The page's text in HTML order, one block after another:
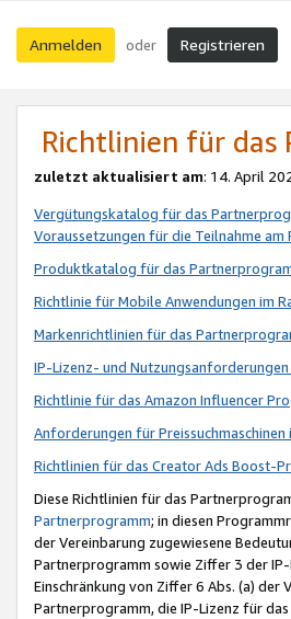
Anmelden oder Registrieren
Richtlinien für das
zuletzt aktualisiert am: 14. April
Vergütungskatalog für das
Voraussetzungen für die Teilnahme
Produktkatalog für das
Richtlinie für Mobile Anwendungen im
Markenrichtlinien für das
IP-Lizenz- und
Richtlinie für das Amazon Influencer
Anforderungen für
Richtlinien für das Creator Ads Boost-
Diese Richtlinien für das
Partnerprogramm; in diesen
der Vereinbarung zugewiesene
Partnerprogramm sowie Ziffer 3 der
Einschränkung von Ziffer 6 Abs. (a)
Partnerprogramm, die IP-Lizenz für